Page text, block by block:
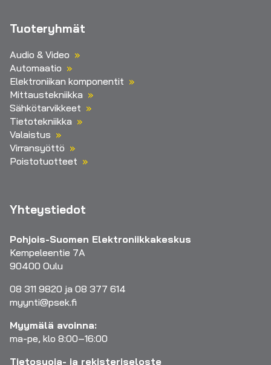
Tuoteryhmät
Audio & Video
Automaatio
Elektroniikan komponentit
Mittaustekniikka
Sähkötarvikkeet
Tietotekniikka
Valaistus
Virransyöttö
Poistotuotteet
Yhteystiedot
Pohjois-Suomen Elektroniikkakeskus
Kempeleentie 7A
90400 Oulu
08 311 9820 ja 08 377 614
myynti@psek.fi
Myymälä avoinna:
ma-pe, klo 8:00–16:00
Tietosuoja- ja rekisteriseloste